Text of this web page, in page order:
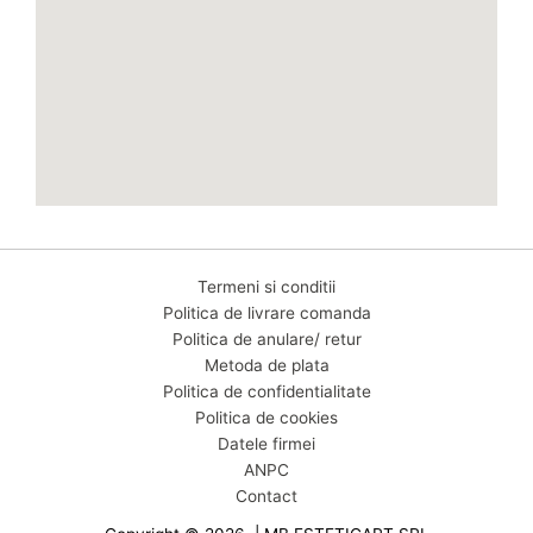
Termeni si conditii
Politica de livrare comanda
Politica de anulare/ retur
Metoda de plata
Politica de confidentialitate
Politica de cookies
Datele firmei
ANPC
Contact